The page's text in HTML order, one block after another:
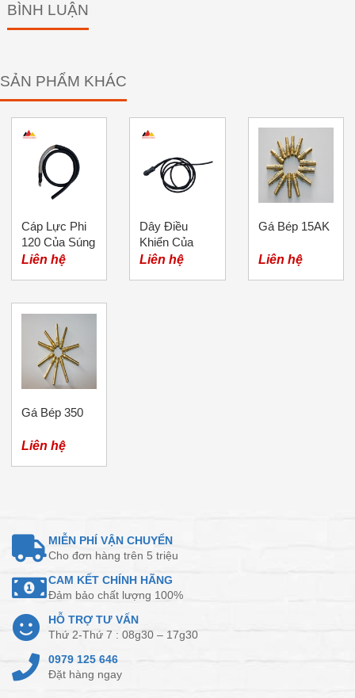
BÌNH LUẬN
SẢN PHẨM KHÁC
Cáp Lực Phi
120 Của Súng
Hàn Đinh
Liên hệ
Dây Điều
Khiển Của
Súng Bắn
Liên hệ
Gá Bép 15AK
Liên hệ
Gá Bép 350
Liên hệ
MIỄN PHÍ VẬN CHUYỂN
Cho đơn hàng trên 5 triệu
CAM KẾT CHÍNH HÃNG
Đảm bảo chất lượng 100%
HỖ TRỢ TƯ VẤN
Thứ 2-Thứ 7 : 08g30 – 17g30
0979 125 646
Đặt hàng ngay